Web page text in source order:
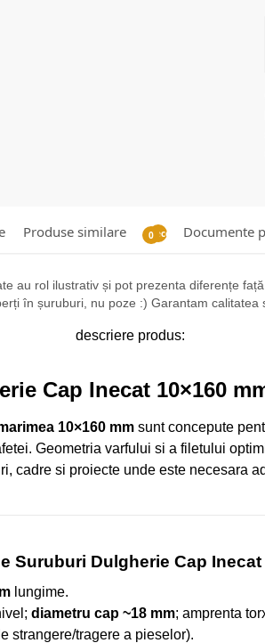
Produse similare Recenzii
0 Documente
au rol ilustrativ și pot prezenta diferențe
în șuruburi, nu poze :) Garantam calitatea
descriere produs:
Cap Inecat 10×160
10×160 mmsunt concepute
Geometria varfului si a filetului
cadre si proiecte unde este necesara
Suruburi Dulgherie Cap Inecat
lungime.
diametru cap ~18 mm; amprenta
strangere/tragere a pieselor).